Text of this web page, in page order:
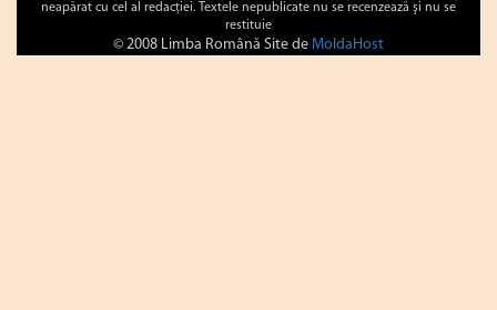
neapărat cu cel al redacţiei. Textele nepublicate nu se recenzează şi nu se
restituie
© 2008 Limba Română Site de MoldaHost